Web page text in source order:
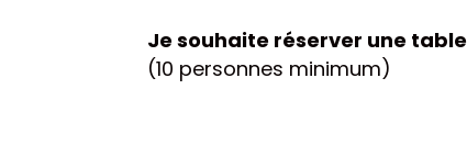
Je souhaite réserver une table
(10 personnes minimum)